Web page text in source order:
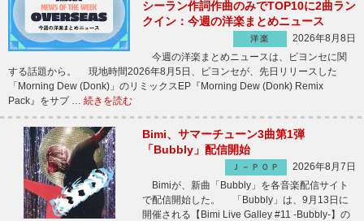
シーラン作詞作曲のみでTOP10に2曲ラン
クイン：今週の洋楽まとめニュース
洋楽
2026年8月8日
今週の洋楽まとめニュースは、ビヨンセに関
する話題から。 現地時間2026年8月5日、ビヨンセが、先日リリースした
「Morning Dew (Donk)」のリミックスEP『Morning Dew (Donk) Remix
Pack』をサプ … 続きを読む
Bimi、サマーチューン3曲第1弾
「Bubbly」配信開始
Ｊ－ＰＯＰ
2026年8月7日
Bimiが、新曲「Bubbly」を各音楽配信サイト
で配信開始した。 「Bubbly」は、9月13日に
開催される【Bimi Live Galley #11 -Bubbly-】の